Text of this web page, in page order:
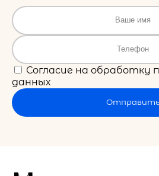
Согласие на обработку
данных